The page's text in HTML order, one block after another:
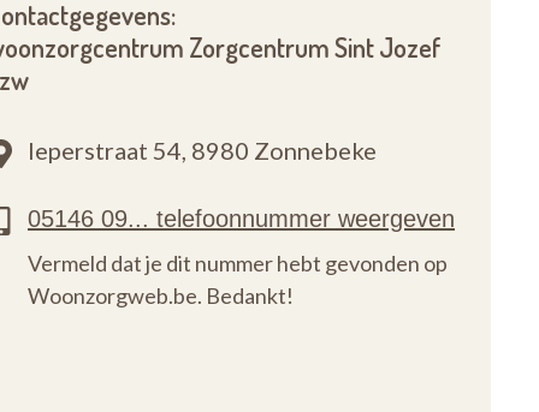
Zorgcentrum Sint Jozef
Ieperstraat 54, 8980 Zonnebeke
Vermeld dat je dit nummer hebt gevonden op
Woonzorgweb.be. Bedankt!